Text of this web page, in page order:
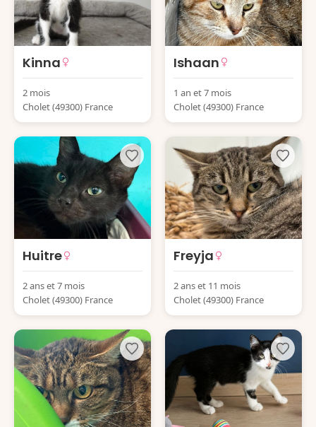
Kinna
2 mois
Cholet (49300) France
Ishaan
1 an et 7 mois
Cholet (49300) France
Huitre
2 ans et 7 mois
Cholet (49300) France
Freyja
2 ans et 11 mois
Cholet (49300) France